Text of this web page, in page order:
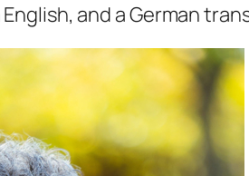
and a German